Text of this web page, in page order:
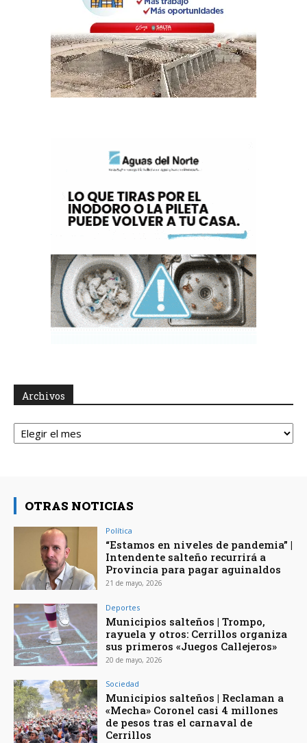
Archivos
Archivos
OTRAS NOTICIAS
Política
“Estamos en niveles de pandemia” |
Intendente salteño recurrirá a
Provincia para pagar aguinaldos
21 de mayo, 2026
Deportes
Municipios salteños | Trompo,
rayuela y otros: Cerrillos organiza
sus primeros «Juegos Callejeros»
20 de mayo, 2026
Sociedad
Municipios salteños | Reclaman a
«Mecha» Coronel casi 4 millones
de pesos tras el carnaval de
Cerrillos